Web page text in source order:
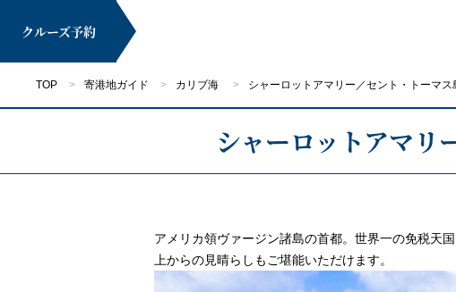
マイページ
クルーズ予約
TOP 寄港地ガイド カリブ海 シャーロットアマリー／セント・トーマス
シャーロットアマリ
アメリカ領ヴァージン諸島の首都。世界一の免税天
上からの見晴らしもご堪能いただけます。